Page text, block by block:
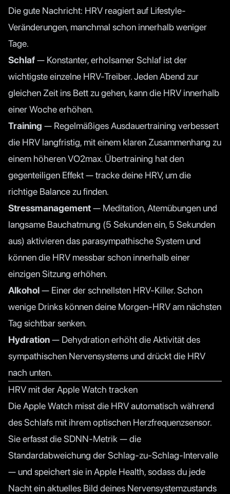
Die gute Nachricht: HRV reagiert auf Lifestyle-
Veränderungen, manchmal schon innerhalb weniger
Tage.
Schlaf— Konstanter, erholsamer Schlaf ist der
wichtigste einzelne HRV-Treiber. Jeden Abend zur
gleichen Zeit ins Bett zu gehen, kann die HRV innerhalb
einer Woche erhöhen.
Training — Regelmäßiges Ausdauertraining verbessert
die HRV langfristig, mit einem klaren Zusammenhang zu
einem höheren VO2max. Übertraining hat den
gegenteiligen Effekt — tracke deine HRV, um die
richtige Balance zu finden.
Stressmanagement— Meditation, Atemübungen und
langsame Bauchatmung (5 Sekunden ein, 5 Sekunden
aus) aktivieren das parasympathische System und
können die HRV messbar schon innerhalb einer
einzigen Sitzung erhöhen.
Alkohol— Einer der schnellsten HRV-Killer. Schon
wenige Drinks können deine Morgen-HRV am nächsten
Tag sichtbar senken.
Hydration— Dehydration erhöht die Aktivität des
sympathischen Nervensystems und drückt die HRV
nach unten.
HRV mit der Apple Watch tracken
Die Apple Watch misst die HRV automatisch während
des Schlafs mit ihrem optischen Herzfrequenzsensor.
Sie erfasst die SDNN-Metrik — die
Standardabweichung der Schlag-zu-Schlag-Intervalle
— und speichert sie in Apple Health, sodass du jede
Nacht ein aktuelles Bild deines Nervensystemzustands